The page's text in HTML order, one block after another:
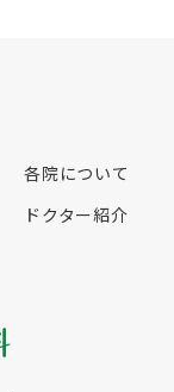
各院について
ドクター紹介